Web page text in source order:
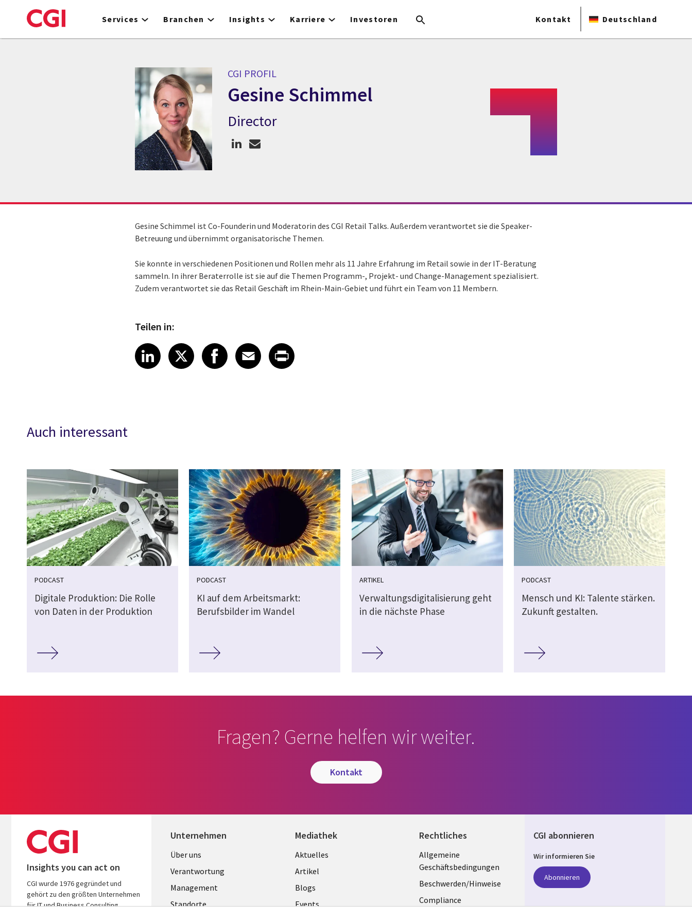
to
Services Branchen Insights Karriere Investoren Kontakt Deutschland
CGI PROFIL
Gesine Schimmel
CGI Profil Gesine Schimmel
Director
Gesine Schimmel ist Co-Founderin und Moderatorin des CGI Retail Talks. Außerdem verantwortet sie die Speaker-
Betreuung und übernimmt organisatorische Themen.
Sie konnte in verschiedenen Positionen und Rollen mehr als 11 Jahre Erfahrung im Retail sowie in der IT-Beratung
sammeln. In ihrer Beraterrolle ist sie auf die Themen Programm-, Projekt- und Change-Management spezialisiert.
Zudem verantwortet sie das Retail Geschäft im Rhein-Main-Gebiet und führt ein Team von 11 Membern.
Teilen in:
Share article on LinkedIn
LinkedIn
Share article on X
XShare article on Facebook
Facebook
Share article on Email
Email
Share article on Print
Auch interessant
PODCAST
Digitale Produktion: Die Rolle
von Daten in der Produktion
PODCAST
KI auf dem Arbeitsmarkt:
Berufsbilder im Wandel
ARTIKEL
Verwaltungsdigitalisierung geht
in die nächste Phase
PODCAST
Mensch und KI: Talente stärken.
Zukunft gestalten.
Fragen? Gerne helfen wir weiter.
kontakt
Insights you can act on
CGI wurde 1976 gegründet und
gehört zu den größten Unternehmen
für IT und Business Consulting
Unternehmen
Useful
links
GERMANY
Über uns
Verantwortung
Management
Standorte
Mediathek
Library
Links
GERMANY
Aktuelles
Artikel
Blogs
Events
Rechtliches
Legal
GERMANY
Allgemeine
Geschäftsbedingungen
Beschwerden/Hinweise
Compliance
CGI abonnieren
Wir informieren Sie
Abonnieren